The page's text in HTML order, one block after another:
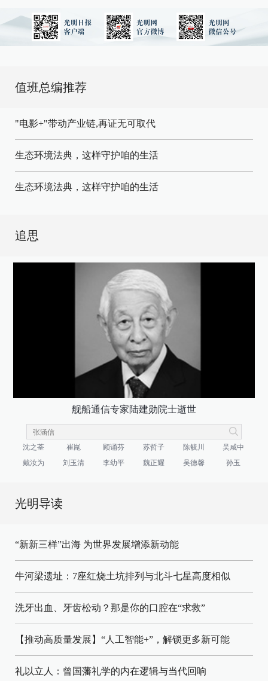
值班总编推荐
"电影+"带动产业链,再证无可取代
生态环境法典，这样守护咱的生活
生态环境法典，这样守护咱的生活
追思
舰船通信专家陆建勋院士逝世
沈之荃 崔崑 顾诵芬 苏哲子 陈毓川
吴咸中
戴汝为
刘玉清 李幼平 魏正耀 吴德馨 孙玉
光明导读
“新新三样”出海 为世界发展增添新动能
牛河梁遗址：7座红烧土坑排列与北斗七星高度相似
洗牙出血、牙齿松动？那是你的口腔在“求救”
【推动高质量发展】“人工智能+”，解锁更多新可能
礼以立人：曾国藩礼学的内在逻辑与当代回响